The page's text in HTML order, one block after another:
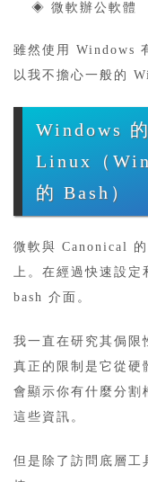
◈ 微軟辦公軟體
雖然使用 Windows
以我不擔心一般的
Windows
Linux（
的 Bash）
微軟與 Canonical
上。在經過快速設定
bash 介面。
我一直在研究其侷限
真正的限制是它從硬
會顯示你有什麼分
這些資訊。
但是除了訪問底層工